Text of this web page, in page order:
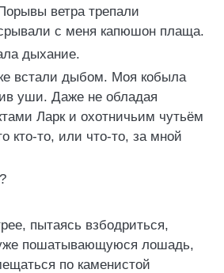
ветра трепали
с меня капюшон плаща.
дыхание.
встали дыбом. Моя кобыла
уши. Даже не обладая
Ларк и охотничьим чутьём
кто-то, или что-то, за мной
пытаясь взбодриться,
пошатывающуюся лошадь,
по каменистой